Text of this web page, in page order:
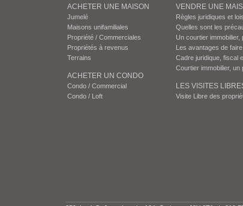
ACHETER UNE MAISON
Jumelé
Maisons unifamiliales
Propriété / Commerciales
Propriétés à revenus
Terrains
ACHETER UN CONDO
Condo / Commercial
Condo / Loft
VENDRE UNE
Règles juridiques et
Quelles sont les
Un courtier
Les avantages de
Cadre juridique, fiscal
Courtier immobilier, un
LES VISITES
Visite Libre des